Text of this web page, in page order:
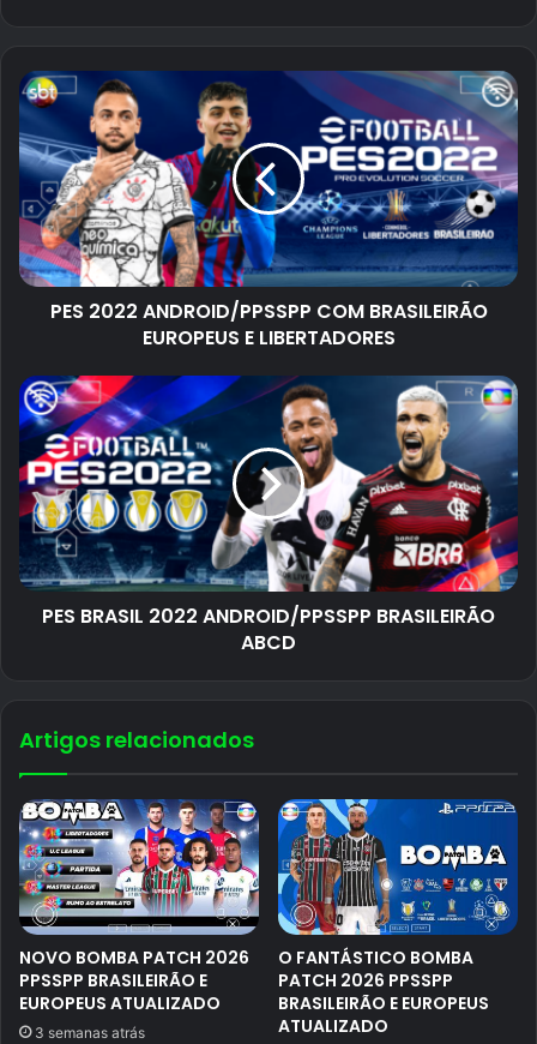
PES 2022 ANDROID/PPSSPP COM BRASILEIRÃO
EUROPEUS E LIBERTADORES
PES BRASIL 2022 ANDROID/PPSSPP BRASILEIRÃO
ABCD
Artigos relacionados
NOVO BOMBA PATCH 2026
PPSSPP BRASILEIRÃO E
EUROPEUS ATUALIZADO
3 semanas atrás
O FANTÁSTICO BOMBA
PATCH 2026 PPSSPP
BRASILEIRÃO E EUROPEUS
ATUALIZADO